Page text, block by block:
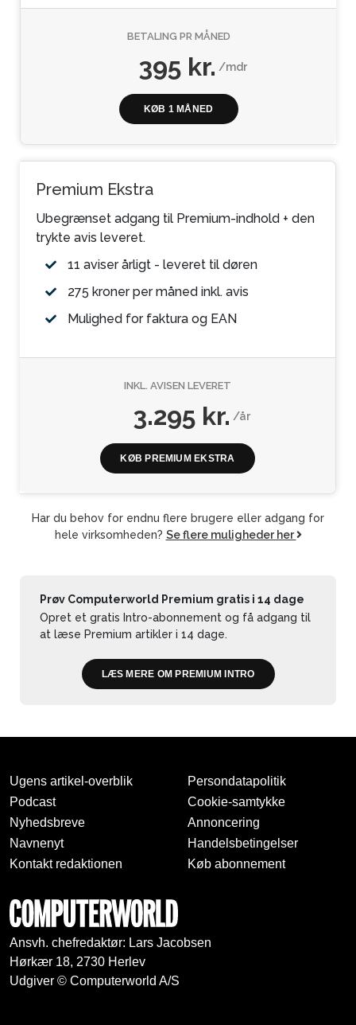
BETALING PR MÅNED
395 kr./mdr
KØB 1 MÅNED
Premium Ekstra
Ubegrænset adgang til Premium-indhold + den
trykte avis leveret.
11 aviser årligt - leveret til døren
275 kroner per måned inkl. avis
Mulighed for faktura og EAN
INKL. AVISEN LEVERET
3.295 kr./år
KØB PREMIUM EKSTRA
Har du behov for endnu flere brugere eller adgang for
hele virksomheden? Se flere muligheder her
Prøv Computerworld Premium gratis i 14 dage
Opret et gratis Intro-abonnement og få adgang til
at læse Premium artikler i 14 dage.
LÆS MERE OM PREMIUM INTRO
Ugens artikel-overblik
Podcast
Nyhedsbreve
Navnenyt
Kontakt redaktionen
Persondatapolitik
Cookie-samtykke
Annoncering
Handelsbetingelser
Køb abonnement
Ansvh. chefredaktør: Lars Jacobsen
Hørkær 18, 2730 Herlev
Udgiver © Computerworld A/S